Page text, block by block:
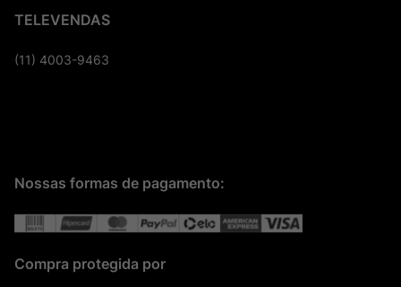
TELEVENDAS
(11) 4003-9463
Nossas formas de pagamento:
Compra protegida por